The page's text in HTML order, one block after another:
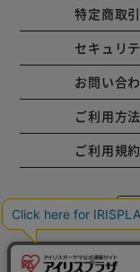
特定商取
セキュリ
お問い合
ご利用方法
ご利用規約